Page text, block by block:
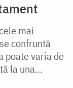
mai
confruntă
poate varia de
la una...